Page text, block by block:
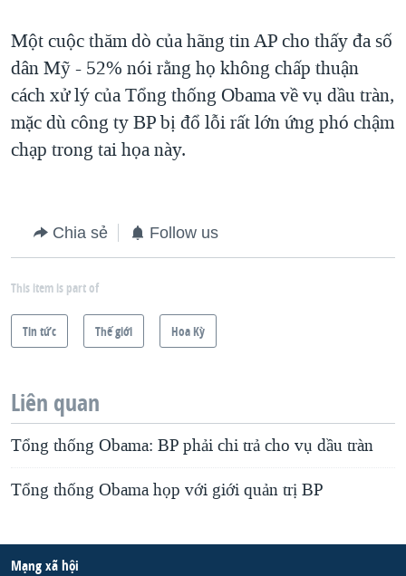
Một cuộc thăm dò của hãng tin AP cho thấy đa số
dân Mỹ - 52% nói rằng họ không chấp thuận
cách xử lý của Tổng thống Obama về vụ dầu tràn,
mặc dù công ty BP bị đổ lỗi rất lớn ứng phó chậm
chạp trong tai họa này.
Chia sẻ Follow us
This item is part of
Tin tức Thế giới Hoa Kỳ
Liên quan
Tổng thống Obama: BP phải chi trả cho vụ dầu tràn
Tổng thống Obama họp với giới quản trị BP
Mạng xã hội